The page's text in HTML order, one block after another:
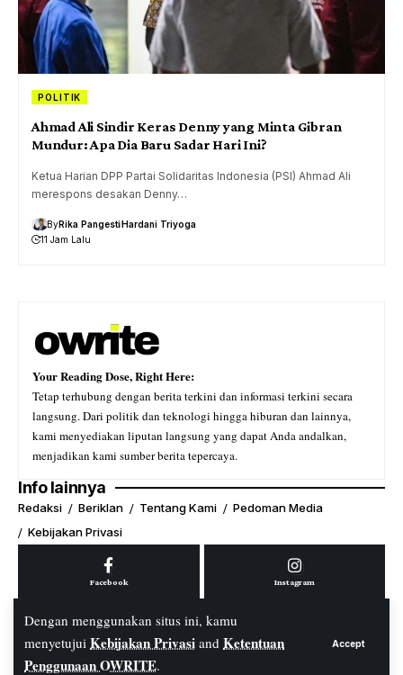
Dengan menggunakan situs ini, kamu
menyetujui Kebijakan Privasi and Ketentuan
Penggunaan OWRITE.
Accept
POLITIK
Ahmad Ali Sindir Keras Denny yang Minta Gibran
Mundur: Apa Dia Baru Sadar Hari Ini?
Ketua Harian DPP Partai Solidaritas Indonesia (PSI) Ahmad Ali
merespons desakan Denny…
ByRika PangestiHardani Triyoga
11 Jam Lalu
Your Reading Dose, Right Here:
Tetap terhubung dengan berita terkini dan informasi terkini secara
langsung. Dari politik dan teknologi hingga hiburan dan lainnya,
kami menyediakan liputan langsung yang dapat Anda andalkan,
menjadikan kami sumber berita tepercaya.
Info lainnya
Redaksi Beriklan Tentang Kami
Pedoman Media
Kebijakan Privasi
Facebook Instagram
Youtube Tiktok
© PT. OWRITE Media Digital. All Rights Reserved.